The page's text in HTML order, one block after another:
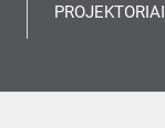
PROJEKTORIAI